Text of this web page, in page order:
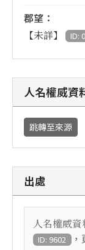
郡望：
【未詳】 ID: 0
人名權威資
跳轉至來源
出處
人名權威資
ID: 9602 ，